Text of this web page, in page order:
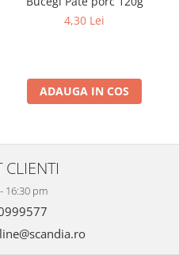
4,30 Lei
ADAUGA IN COS
CLIENTI
16:30 pm